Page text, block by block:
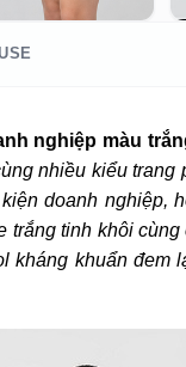
nghiệp màu
nhiều kiểu
doanh nghiệp,
trắng tinh khôi
kháng khuẩn đem